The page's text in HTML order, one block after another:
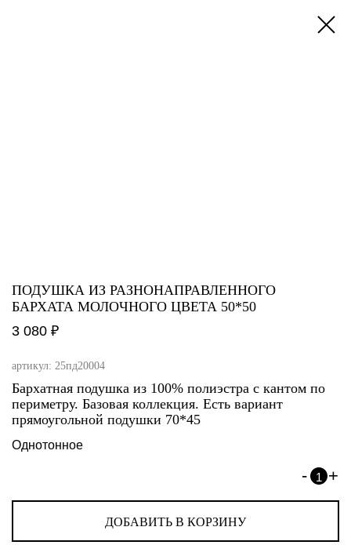
ПОДУШКА ИЗ РАЗНОНАПРАВЛЕННОГО
БАРХАТА МОЛОЧНОГО ЦВЕТА 50*50
3 080 ₽
артикул: 25пд20004
Бархатная подушка из 100% полиэстра с кантом по
периметру. Базовая коллекция. Есть вариант
прямоугольной подушки 70*45
Однотонное
- 1 +
ДОБАВИТЬ В КОРЗИНУ